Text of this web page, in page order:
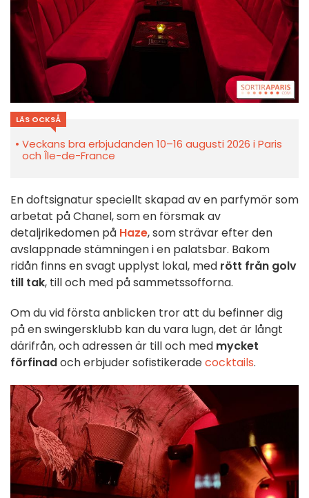
LÄS OCKSÅ
Veckans bra erbjudanden 10–16 augusti 2026 i Paris
och Île-de-France
En doftsignatur speciellt skapad av en parfymör som
arbetat på Chanel, som en försmak av
detaljrikedomen på Haze, som strävar efter den
avslappnade stämningen i en palatsbar. Bakom
ridån finns en svagt upplyst lokal, med rött från golv
till tak, till och med på sammetssofforna.
Om du vid första anblicken tror att du befinner dig
på en swingersklubb kan du vara lugn, det är långt
därifrån, och adressen är till och med mycket
förfinadoch erbjuder sofistikeradecocktails.